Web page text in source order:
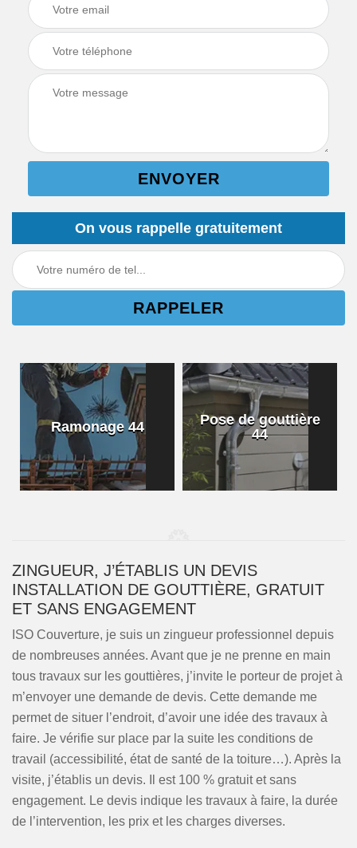
On vous rappelle gratuitement
Ramonage 44
Pose de gouttière
44
ZINGUEUR, J’ÉTABLIS UN DEVIS
INSTALLATION DE GOUTTIÈRE, GRATUIT
ET SANS ENGAGEMENT
ISO Couverture, je suis un zingueur professionnel depuis
de nombreuses années. Avant que je ne prenne en main
tous travaux sur les gouttières, j’invite le porteur de projet à
m’envoyer une demande de devis. Cette demande me
permet de situer l’endroit, d’avoir une idée des travaux à
faire. Je vérifie sur place par la suite les conditions de
travail (accessibilité, état de santé de la toiture…). Après la
visite, j’établis un devis. Il est 100 % gratuit et sans
engagement. Le devis indique les travaux à faire, la durée
de l’intervention, les prix et les charges diverses.